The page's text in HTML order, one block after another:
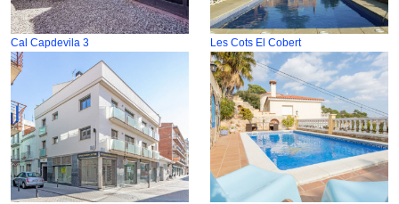
Cal Capdevila 3 Les Cots El Cobert